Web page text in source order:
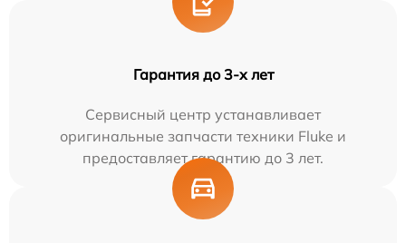
Гарантия до 3-х лет
Сервисный центр устанавливает
оригинальные запчасти техники Fluke и
предоставляет гарантию до 3 лет.